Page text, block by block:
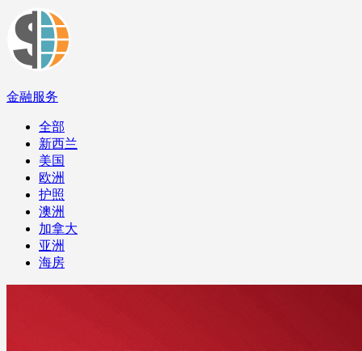
金融服务
全部
新西兰
美国
欧洲
护照
澳洲
加拿大
亚洲
海房